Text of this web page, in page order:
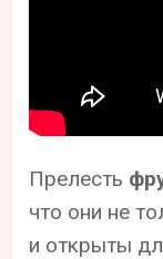
Прелесть
что они не
и открыты